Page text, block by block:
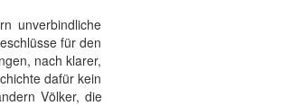
unverbindliche
für den
nach klarer,
dafür kein
Völker, die